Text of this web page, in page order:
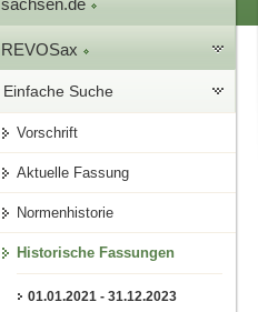
sachsen.de
REVOSax
Einfache Suche
Vorschrift
Aktuelle Fassung
Normenhistorie
Historische Fassungen
01.01.2021 - 31.12.2023